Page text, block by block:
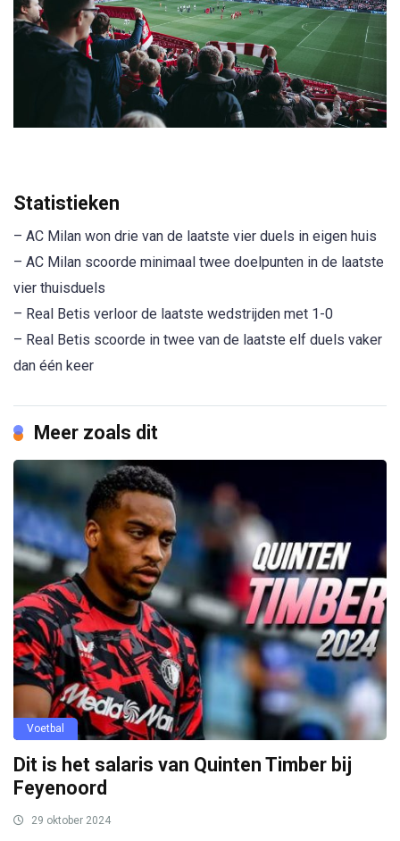
Statistieken
– AC Milan won drie van de laatste vier duels in eigen huis
– AC Milan scoorde minimaal twee doelpunten in de laatste
vier thuisduels
– Real Betis verloor de laatste wedstrijden met 1-0
– Real Betis scoorde in twee van de laatste elf duels vaker
dan één keer
Meer zoals dit
Voetbal
Dit is het salaris van Quinten Timber bij
Feyenoord
29 oktober 2024